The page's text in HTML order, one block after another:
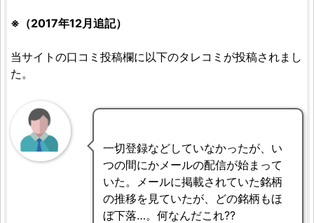
※（2017年12月追記）
当サイトの口コミ投稿欄に以下のタレコミが投稿されまし
た。
一切登録などしていなかったが、い
つの間にかメールの配信が始まって
いた。メールに掲載されていた銘柄
の推移を見ていたが、どの銘柄もほ
ぼ下落…。何なんだこれ??